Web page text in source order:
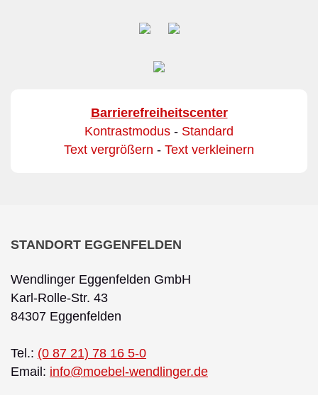
Barrierefreiheitscenter
Kontrastmodus - Standard
Text vergrößern - Text verkleinern
STANDORT EGGENFELDEN
Wendlinger Eggenfelden GmbH
Karl-Rolle-Str. 43
84307 Eggenfelden
Tel.: (0 87 21) 78 16 5-0
Email: info@moebel-wendlinger.de